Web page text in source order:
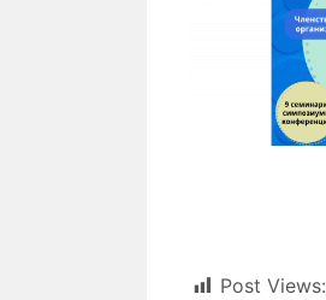
Post Views: